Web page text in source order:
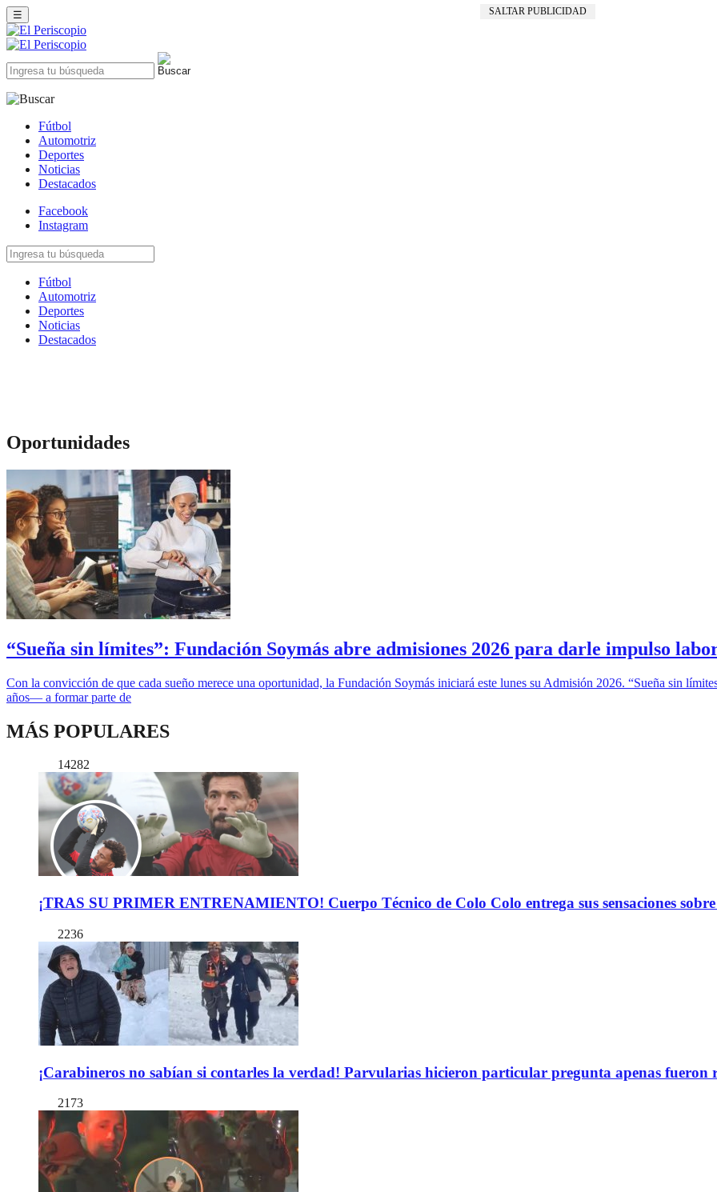
SALTAR PUBLICIDAD
☰
Fútbol
Automotriz
Deportes
Noticias
Destacados
Facebook
Instagram
Fútbol
Automotriz
Deportes
Noticias
Destacados
Oportunidades
“Sueña sin límites”: Fundación Soymás abre admisiones 2026 para darle impulso
Con la convicción de que cada sueño merece una oportunidad, la Fundación Soymás iniciará este lunes su Admisión 2026. “Sueña sin
años— a formar parte de
MÁS POPULARES
14282
¡TRAS SU PRIMER ENTRENAMIENTO! Cuerpo Técnico de Colo Colo entrega sus sensaciones
2236
¡Carabineros no sabían si contarles la verdad! Parvularias hicieron particular pregunta apenas fueron
2173